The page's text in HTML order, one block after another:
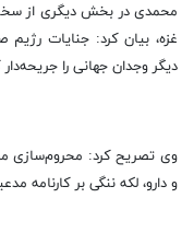
محمدی در بخش دیگری از
غزه، بیان کرد: جنایات رژیم
دیگر وجدان جهانی را
وی تصریح کرد: محروم‌سازی
و دارو، لکه ننگی بر کارنامه